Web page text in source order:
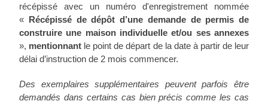
récépissé avec un numéro d'enregistrement nommée
« Récépissé de dépôt d’une demande de permis de
construire une maison individuelle et/ou ses annexes
», mentionnant le point de départ de la date à partir de leur
délai d’instruction de 2 mois commencer.
Des exemplaires supplémentaires peuvent parfois être
demandés dans certains cas bien précis comme les cas